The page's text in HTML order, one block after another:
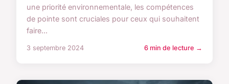
une priorité environnementale, les compétences
de pointe sont cruciales pour ceux qui souhaitent
faire...
3 septembre 2024 6 min de lecture →